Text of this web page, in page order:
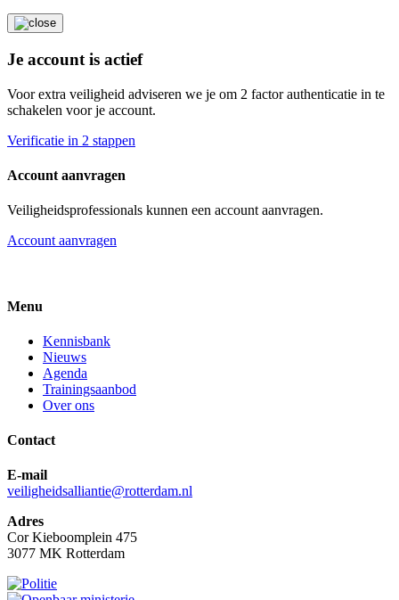
Je account is actief
Voor extra veiligheid adviseren we je om 2 factor authenticatie in te
schakelen voor je account.
Verificatie in 2 stappen
Account aanvragen
Veiligheidsprofessionals kunnen een account aanvragen.
Account aanvragen
Menu
Kennisbank
Nieuws
Agenda
Trainingsaanbod
Over ons
Contact
E-mail
veiligheidsalliantie@rotterdam.nl
Adres
Cor Kieboomplein 475
3077 MK Rotterdam